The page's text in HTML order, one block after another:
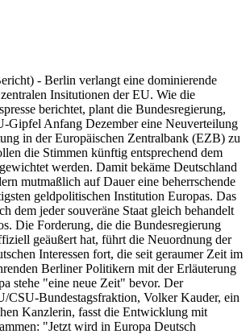
- Berlin verlangt eine dominierende
Insitutionen der EU. Wie die
berichtet, plant die Bundesregierung,
Gipfel Anfang Dezember eine Neuverteilung
in der Europäischen Zentralbank (EZB) zu
die Stimmen künftig entsprechend dem
werden. Damit bekäme Deutschland
mutmaßlich auf Dauer eine beherrschende
geldpolitischen Institution Europas. Das
dem jeder souveräne Staat gleich behandelt
Die Forderung, die die Bundesregierung
geäußert hat, führt die Neuordnung der
Interessen fort, die seit geraumer Zeit im
Berliner Politikern mit der Erläuterung
stehe "eine neue Zeit" bevor. Der
CSU-Bundestagsfraktion, Volker Kauder, ein
Kanzlerin, fasst die Entwicklung mit
"Jetzt wird in Europa Deutsch